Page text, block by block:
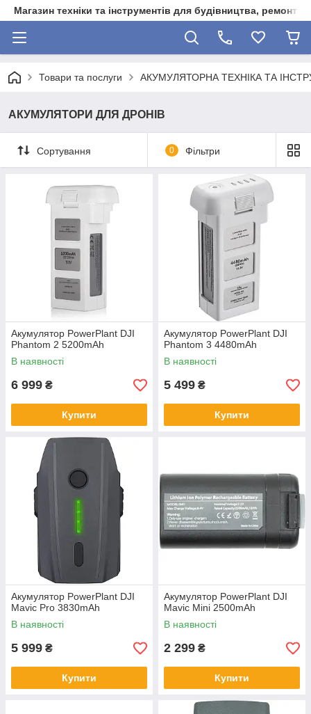
Магазин техніки та інструментів для будівництва, ремонту,
Товари та послуги АКУМУЛЯТОРНА ТЕХНІКА ТА
АКУМУЛЯТОРИ ДЛЯ ДРОНІВ
Сортування 0 Фільтри
Aкумулятор PowerPlant DJI
Phantom 2 5200mAh
В наявності
6 999 ₴
Купити
Акумулятор PowerPlant DJI
Phantom 3 4480mAh
В наявності
5 499 ₴
Купити
Акумулятор PowerPlant DJI
Mavic Pro 3830mAh
В наявності
5 999 ₴
Купити
Акумулятор PowerPlant DJI
Mavic Mini 2500mAh
В наявності
2 299 ₴
Купити